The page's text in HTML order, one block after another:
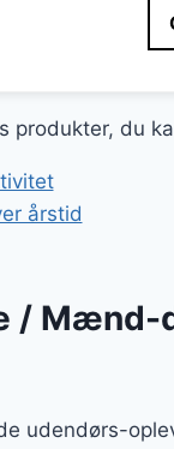
produkter, du
årstid
/
udendørs-